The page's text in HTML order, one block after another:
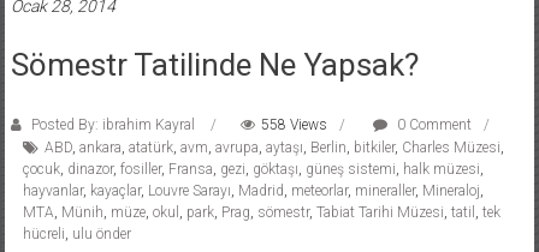
Ocak 28, 2014
Sömestr Tatilinde Ne Yapsak?
Posted By: ibrahim Kayral 558 Views
0 Comment
ABD, ankara, atatürk, avm, avrupa, aytaşı, Berlin, bitkiler, Charles Müzesi,
çocuk, dinazor, fosiller, Fransa, gezi, göktaşı, güneş sistemi, halk müzesi,
hayvanlar, kayaçlar, Louvre Sarayı, Madrid, meteorlar, mineraller, Mineraloj,
MTA, Münih, müze, okul , park, Prag, sömestr, Tabiat Tarihi Müzesi, tatil , tek
hücreli, ulu önder